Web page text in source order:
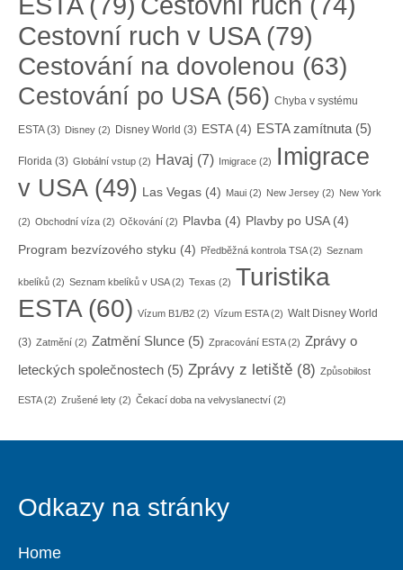
Cestovní ruch v USA(79)
Cestování na dovolenou (63)
Cestování po USA(56) Chyba v systému
ESTA(3) Disney (2) Disney World (3) ESTA(4) ESTA zamítnuta(5)
Florida (3) Globální vstup (2) Havaj (7) Imigrace (2)
Imigrace
v USA(49) Las Vegas (4) Maui (2) New Jersey (2) New York
(2) Obchodní víza (2) Očkování (2) Plavba (4) Plavby po USA(4)
Program bezvízového styku (4) Předběžná kontrola TSA(2) Seznam
kbelíků (2) Seznam kbelíků v USA(2) Texas (2) Turistika
ESTA(60) Vízum B1/B2 (2) Vízum ESTA(2) Walt Disney World
(3) Zatmění (2) Zatmění Slunce (5) Zpracování ESTA(2) Zprávy o
leteckých společnostech (5) Zprávy z letiště (8) Způsobilost
ESTA(2) Zrušené lety (2) Čekací doba na velvyslanectví (2)
Odkazy na stránky
Home